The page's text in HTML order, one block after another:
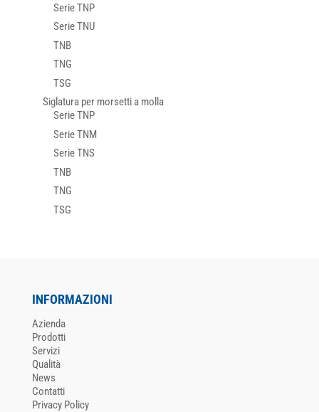
Serie TNP
Serie TNU
TNB
TNG
TSG
Siglatura per morsetti a molla
Serie TNP
Serie TNM
Serie TNS
TNB
TNG
TSG
INFORMAZIONI
Azienda
Prodotti
Servizi
Qualità
News
Contatti
Privacy Policy